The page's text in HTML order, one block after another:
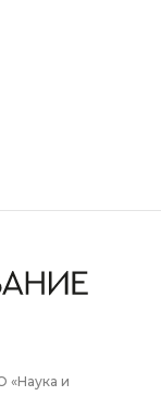
«Наука и